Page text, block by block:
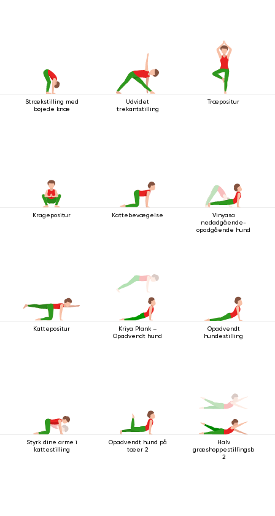
Strækstilling med
bøjede knæ
Udvidet
trekantstilling
Træpositur
Kragepositur Kattebevægelse
Vinyasa
nedadgående-
opadgående hund
Kattepositur
Kriya Plank –
Opadvendt hund
Opadvendt
hundestilling
Styrk dine arme i
kattestilling
Opadvendt hund på
tæer 2
Halv
2